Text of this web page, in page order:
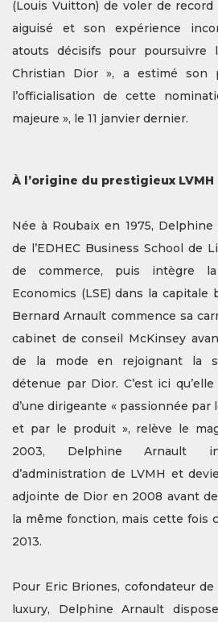
(Louis Vuitton) de voler de
aiguisé et son expérience
atouts décisifs pour poursuivre
Christian Dior », a estimé son
l’officialisation de cette
majeure », le 11 janvier dernier.
À l’origine du prestigieux LVMH
Née à Roubaix en 1975,
de l’EDHEC Business School de
de commerce, puis intègre
Economics (LSE) dans la capitale
Bernard Arnault commence sa
cabinet de conseil McKinsey
de la mode en rejoignant la
détenue par Dior. C’est ici
d’une dirigeante « passionnée par
et par le produit », relève le
2003, Delphine Arnault
d’administration de LVMH et
adjointe de Dior en 2008 avant
la même fonction, mais cette fois
2013.
Pour Eric Briones, cofondateur de
luxury, Delphine Arnault